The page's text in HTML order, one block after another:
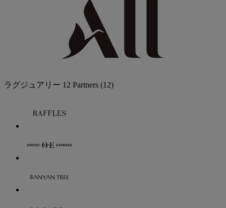
ラグジュアリー 12 Partners (12)